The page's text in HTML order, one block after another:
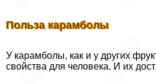
Польза карамболы
У карамболы, как и у других
свойства для человека. И их